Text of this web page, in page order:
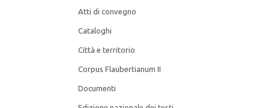
NECROPOLI DELLA SICILIA ANTICA
RICERCA PAPIROLOGICA
Atti di convegno
Cataloghi
Città e territorio
Corpus Flaubertianum II
Documenti